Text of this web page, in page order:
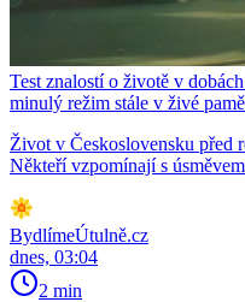
Test znalostí o životě v
minulý režim stále v živé
Život v Československu před
Někteří vzpomínají s
BydlímeÚtulně.cz
dnes, 03:04
2 min